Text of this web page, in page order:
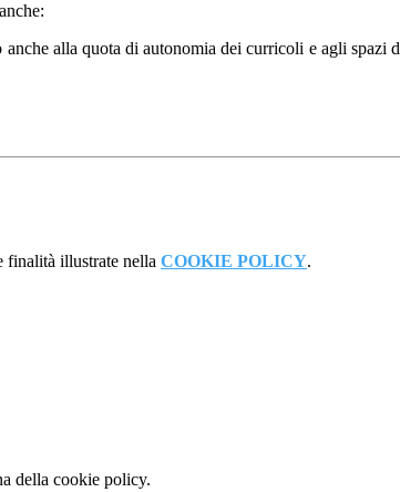
alla quota di autonomia dei curricoli e agli spazi
finalità illustrate nella COOKIE POLICY.
della cookie policy.